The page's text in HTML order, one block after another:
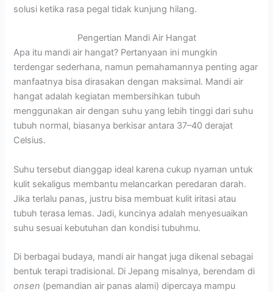
solusi ketika rasa pegal tidak kunjung hilang.
Pengertian Mandi Air Hangat
Apa itu mandi air hangat? Pertanyaan ini mungkin
terdengar sederhana, namun pemahamannya penting agar
manfaatnya bisa dirasakan dengan maksimal. Mandi air
hangat adalah kegiatan membersihkan tubuh
menggunakan air dengan suhu yang lebih tinggi dari suhu
tubuh normal, biasanya berkisar antara 37–40 derajat
Celsius.
Suhu tersebut dianggap ideal karena cukup nyaman untuk
kulit sekaligus membantu melancarkan peredaran darah.
Jika terlalu panas, justru bisa membuat kulit iritasi atau
tubuh terasa lemas. Jadi, kuncinya adalah menyesuaikan
suhu sesuai kebutuhan dan kondisi tubuhmu.
Di berbagai budaya, mandi air hangat juga dikenal sebagai
bentuk terapi tradisional. Di Jepang misalnya, berendam di
onsen (pemandian air panas alami) dipercaya mampu